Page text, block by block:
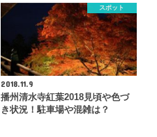
スポット
2018.11.9
播州清水寺紅葉2018見頃や色づ
き状況！駐車場や混雑は？